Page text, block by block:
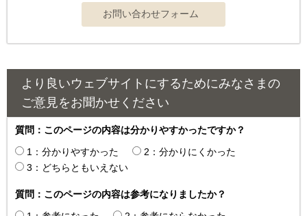
より良いウェブサイトにするためにみなさまの
ご意見をお聞かせください
質問：このページの内容は分かりやすかったですか？
1：分かりやすかった
2：分かりにくかった
3：どちらともいえない
質問：このページの内容は参考になりましたか？